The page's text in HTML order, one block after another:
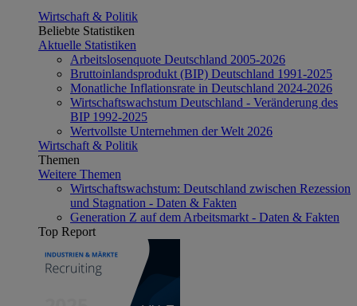
Wirtschaft & Politik
Beliebte Statistiken
Aktuelle Statistiken
Arbeitslosenquote Deutschland 2005-2026
Bruttoinlandsprodukt (BIP) Deutschland 1991-2025
Monatliche Inflationsrate in Deutschland 2024-2026
Wirtschaftswachstum Deutschland - Veränderung des
BIP 1992-2025
Wertvollste Unternehmen der Welt 2026
Wirtschaft & Politik
Themen
Weitere Themen
Wirtschaftswachstum: Deutschland zwischen Rezession
und Stagnation - Daten & Fakten
Generation Z auf dem Arbeitsmarkt - Daten & Fakten
Top Report